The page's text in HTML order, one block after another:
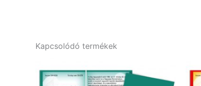
Kapcsolódó termékek